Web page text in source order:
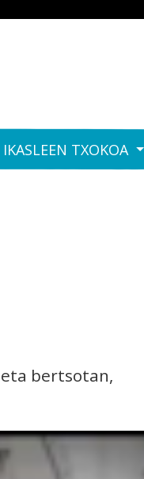
IKASLEEN TXOKOA
bertsotan,